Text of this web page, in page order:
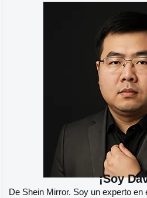
¡Soy
De Shein Mirror. Soy un experto